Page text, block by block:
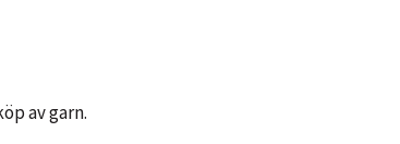
av garn.